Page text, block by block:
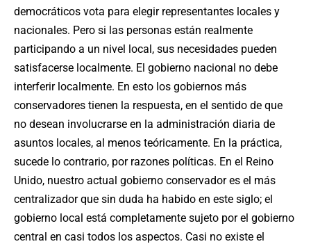
democráticos vota para elegir representantes locales y
nacionales. Pero si las personas están realmente
participando a un nivel local, sus necesidades pueden
satisfacerse localmente. El gobierno nacional no debe
interferir localmente. En esto los gobiernos más
conservadores tienen la respuesta, en el sentido de que
no desean involucrarse en la administración diaria de
asuntos locales, al menos teóricamente. En la práctica,
sucede lo contrario, por razones políticas. En el Reino
Unido, nuestro actual gobierno conservador es el más
centralizador que sin duda ha habido en este siglo; el
gobierno local está completamente sujeto por el gobierno
central en casi todos los aspectos. Casi no existe el